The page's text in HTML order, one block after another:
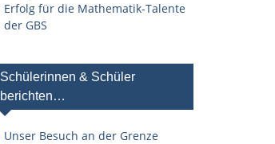
Erfolg für die Mathematik-Talente
der GBS
Schülerinnen & Schüler
berichten…
Unser Besuch an der Grenze